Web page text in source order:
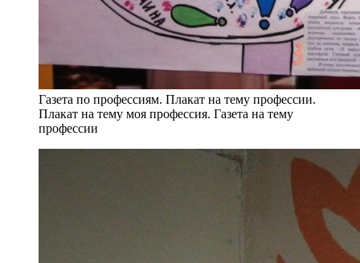
Газета по профессиям. Плакат на тему профессии.
Плакат на тему моя профессия. Газета на тему
профессии